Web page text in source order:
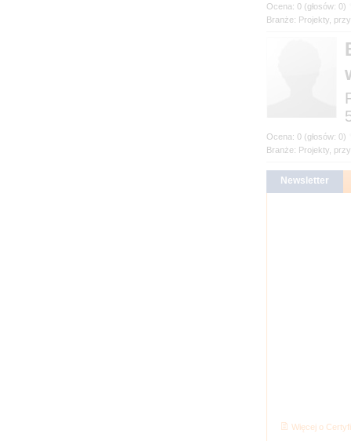
Branże: Projekty,
Branże: Projekty,
Więcej o